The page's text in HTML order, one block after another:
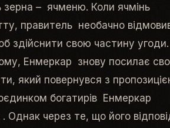
зерна – ячменю. Коли ячмінь
правитель необачно
здійснити свою частину угоди.
Енмеркар знову посилає
який повернувся з
богатирів Енмеркар
Однак через те, що його